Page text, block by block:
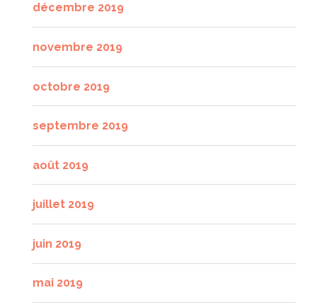
décembre 2019
novembre 2019
octobre 2019
septembre 2019
août 2019
juillet 2019
juin 2019
mai 2019